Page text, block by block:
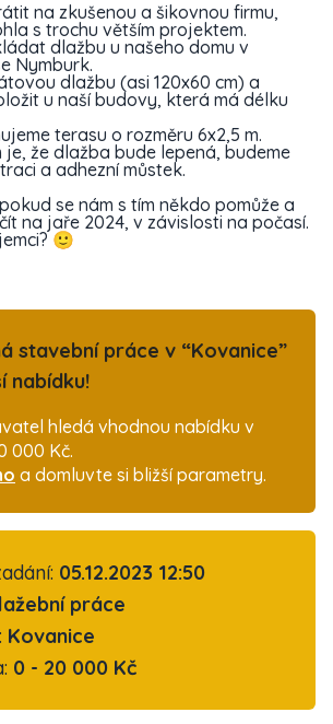
na zkušenou a šikovnou firmu,
s trochu větším projektem.
dlažbu u našeho domu v
Nymburk.
dlažbu (asi 120x60 cm) a
u naší budovy, která má délku
terasu o rozměru 6x2,5 m.
je, že dlažba bude lepená, budeme
a adhezní můstek.
se nám s tím někdo pomůže a
na jaře 2024, v závislosti na počasí.
🙂
stavební práce v “Kovanice”
nabídku!
hledá vhodnou nabídku v
000 Kč.
a domluvte si bližší parametry.
05.12.2023 12:50
práce
Kovanice
0 - 20 000 Kč